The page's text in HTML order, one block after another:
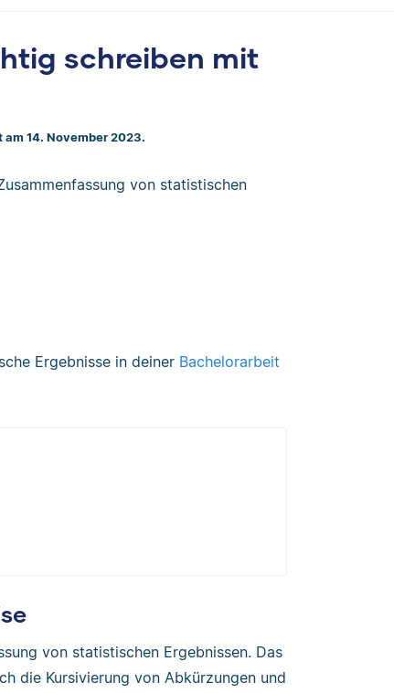
schreiben mit
14. November 2023.
von statistischen
Ergebnisse in deiner Bachelorarbeit
von statistischen Ergebnissen. Das
die Kursivierung von Abkürzungen und